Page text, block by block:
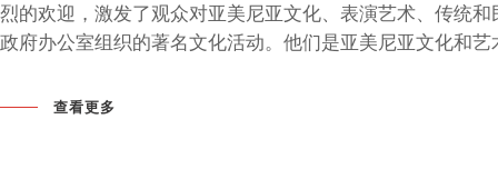
烈的欢迎，激发了观众对亚美尼亚文化、表演艺术、传统
政府办公室组织的著名文化活动。他们是亚美尼亚文化和
查看更多